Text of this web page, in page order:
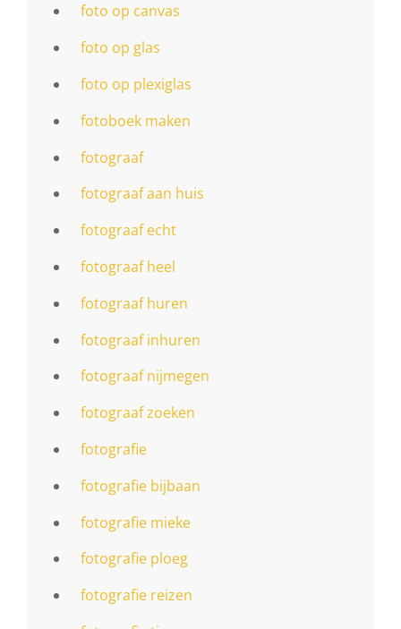
foto op canvas
foto op glas
foto op plexiglas
fotoboek maken
fotograaf
fotograaf aan huis
fotograaf echt
fotograaf heel
fotograaf huren
fotograaf inhuren
fotograaf nijmegen
fotograaf zoeken
fotografie
fotografie bijbaan
fotografie mieke
fotografie ploeg
fotografie reizen